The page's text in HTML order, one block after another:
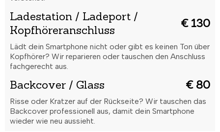
Ladestation / Ladeport /
Kopfhöreranschluss
€ 130
Lädt dein Smartphone nicht oder gibt es keinen Ton über
Kopfhörer? Wir reparieren oder tauschen den Anschluss
fachgerecht aus.
Backcover / Glass € 80
Risse oder Kratzer auf der Rückseite? Wir tauschen das
Backcover professionell aus, damit dein Smartphone
wieder wie neu aussieht.